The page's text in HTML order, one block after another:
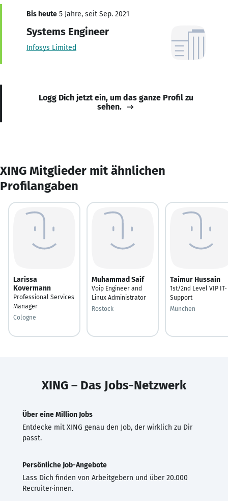
Bis heute 5 Jahre, seit Sep. 2021
Systems Engineer
Infosys Limited
Logg Dich jetzt ein, um das ganze Profil zu
sehen.
XING Mitglieder mit ähnlichen
Profilangaben
Larissa
Kovermann
Professional Services
Manager
Cologne
Muhammad Saif
Voip Engineer and
Linux Administrator
Rostock
Taimur Hussain
1st/2nd Level VIP IT-
Support
München
XING – Das Jobs-Netzwerk
Über eine Million Jobs
Entdecke mit XING genau den Job, der wirklich zu Dir
passt.
Persönliche Job-Angebote
Lass Dich finden von Arbeitgebern und über 20.000
Recruiter·innen.